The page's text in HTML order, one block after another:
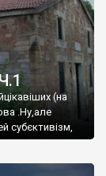
(на
.Ну,але
субєктивізм,